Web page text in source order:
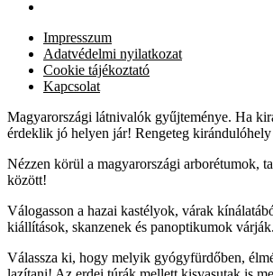
Impresszum
Adatvédelmi nyilatkozat
Cookie tájékoztató
Kapcsolat
Magyarországi látnivalók gyűjteménye. Ha
érdeklik jó helyen jár! Rengeteg
Nézzen körül a magyarországi arborétumok,
között!
Válogasson a hazai kastélyok, várak
kiállítások, skanzenek és panoptikumok várják.
Válassza ki, hogy melyik gyógyfürdőben,